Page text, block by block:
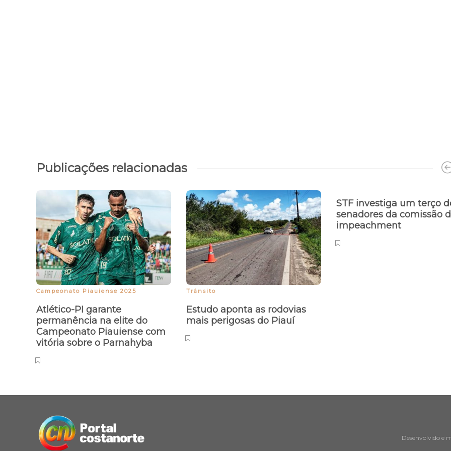
Publicações relacionadas
Campeonato Piauiense 2025
Atlético-PI garante
permanência na elite do
Campeonato Piauiense com
vitória sobre o Parnahyba
Trânsito
Estudo aponta as rodovias
mais perigosas do Piauí
STF investiga um terço
senadores da comissão
impeachment
Desenvolvido e